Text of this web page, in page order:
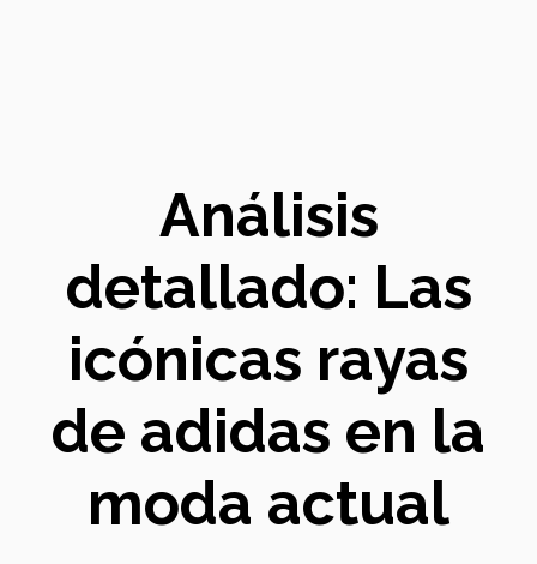
Análisis
detallado: Las
icónicas rayas
de adidas en la
moda actual